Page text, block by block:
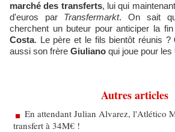
marché des transferts, lui qui
d'euros par Transfermarkt. On sait
cherchent un buteur pour anticiper la
Costa. Le père et le fils bientôt réunis ?
aussi son frère Giuliano qui joue pour les
Autres articles
En attendant Julian Alvarez, l'Atlético
transfert à 34M€ !